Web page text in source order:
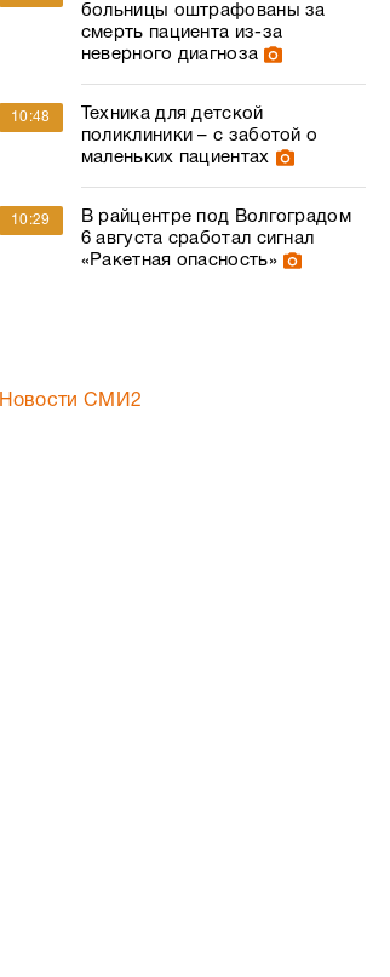
больницы оштрафованы за
смерть пациента из-за
неверного диагноза
10:48
Техника для детской
поликлиники – с заботой о
маленьких пациентах
10:29
В райцентре под Волгоградом
6 августа сработал сигнал
«Ракетная опасность»
Новости СМИ2